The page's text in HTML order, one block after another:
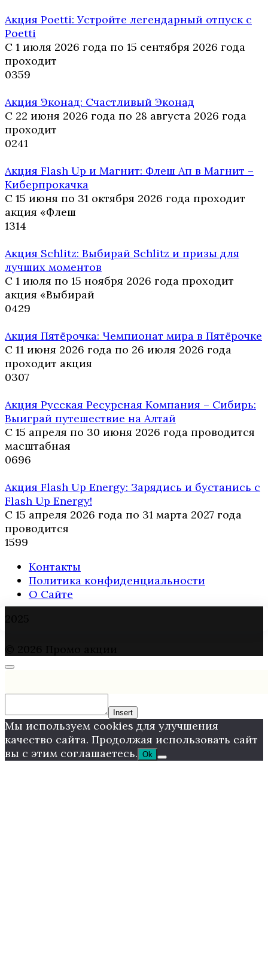
Акция Poetti: Устройте легендарный отпуск с
Poetti
С 1 июля 2026 года по 15 сентября 2026 года
проходит
0359
Акция Эконад: Счастливый Эконад
С 22 июня 2026 года по 28 августа 2026 года
проходит
0241
Акция Flash Up и Магнит: Флеш Ап в Магнит –
Киберпрокачка
С 15 июня по 31 октября 2026 года проходит
акция «Флеш
1314
Акция Schlitz: Выбирай Schlitz и призы для
лучших моментов
С 1 июля по 15 ноября 2026 года проходит
акция «Выбирай
0429
Акция Пятёрочка: Чемпионат мира в Пятёрочке
С 11 июня 2026 года по 26 июля 2026 года
проходит акция
0307
Акция Русская Ресурсная Компания – Сибирь:
Выиграй путешествие на Алтай
С 15 апреля по 30 июня 2026 года проводится
масштабная
0696
Акция Flash Up Energy: Зарядись и бустанись с
Flash Up Energy!
С 15 апреля 2026 года по 31 марта 2027 года
проводится
1599
Контакты
Политика конфиденциальности
О Сайте
Insert
Мы используем cookies для улучшения
качество сайта. Продолжая использовать сайт
вы с этим соглашаетесь. Ok